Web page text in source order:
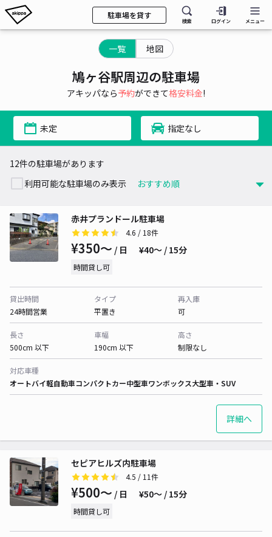
駐車場を貸す
検索 ログイン メニュー
一覧 地図
鳩ヶ谷駅周辺の駐車場
アキッパなら予約ができて格安料金!
未定 指定なし
12件の駐車場があります
利用可能な駐車場のみ表示
赤井プランドール駐車場
4.6 / 18件
¥350〜 / 日 ¥40〜 / 15分
時間貸し可
貸出時間
24時間営業
タイプ
平置き
再入庫
可
長さ
500cm 以下
車幅
190cm 以下
高さ
制限なし
対応車種
オートバイ軽自動車コンパクトカー中型車ワンボックス大型車・SUV
詳細へ
セピアヒルズ内駐車場
4.5 / 11件
¥500〜 / 日 ¥50〜 / 15分
時間貸し可